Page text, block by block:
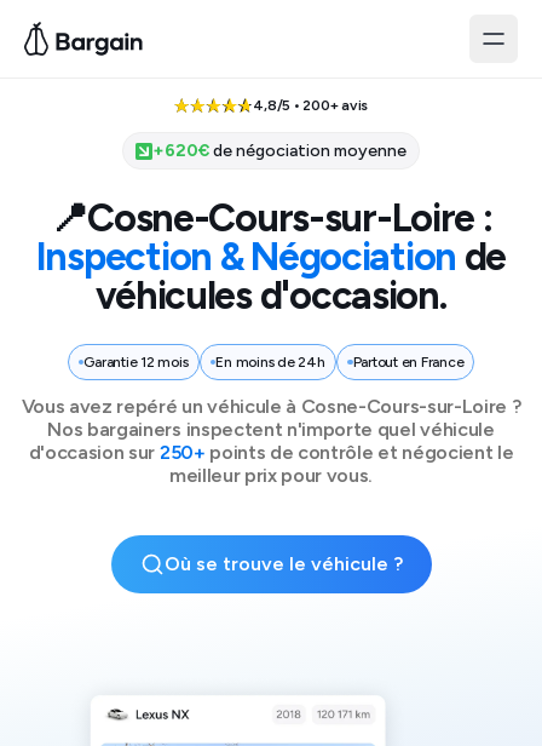
4,8/5 • 200+ avis
+620€de négociation moyenne
📍Cosne-Cours-sur-Loire :
Inspection & Négociation de
véhicules d'occasion.
Garantie 12 mois En moins de 24h Partout en France
Vous avez repéré un véhicule à Cosne-Cours-sur-Loire ?
Nos bargainers inspectent n'importe quel véhicule
d'occasion sur 250+ points de contrôle et négocient le
meilleur prix pour vous.
Où se trouve le véhicule ?